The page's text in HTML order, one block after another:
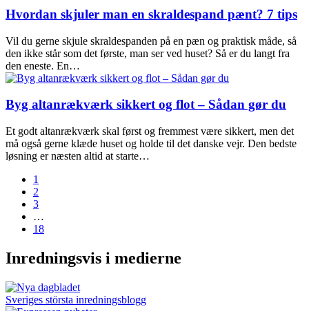
Hvordan skjuler man en skraldespand pænt? 7 tips
Vil du gerne skjule skraldespanden på en pæn og praktisk måde, så
den ikke står som det første, man ser ved huset? Så er du langt fra
den eneste. En…
Byg altanrækværk sikkert og flot – Sådan gør du
Et godt altanrækværk skal først og fremmest være sikkert, men det
må også gerne klæde huset og holde til det danske vejr. Den bedste
løsning er næsten altid at starte…
1
2
3
…
18
Inredningsvis i medierne
Sveriges största inredningsblogg